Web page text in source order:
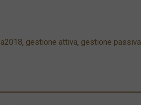
, gestione attiva, gestione passiva